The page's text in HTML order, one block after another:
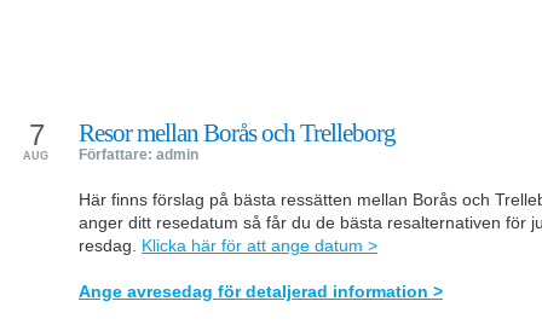
Resor mellan Borås och Trelleborg
Författare: admin
7
AUG
Här finns förslag på bästa ressätten mellan Borås och
anger ditt resedatum så får du de bästa resalternativen för
resdag. Klicka här för att ange datum >
Ange avresedag för detaljerad information >